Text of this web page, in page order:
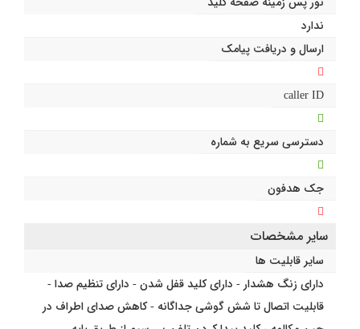
ندارد
ارسال و دریافت پیامک
caller ID
دسترسی سریع به شماره
جک هدفون
سایر مشخصات
سایر قابلیت ها
دارای زنگ هشدار - دارای کلید قفل شدن - دارای تنظیم صدا -
قابلیت اتصال تا شش گوشی جداگانه - کاهش صدای اطراف در